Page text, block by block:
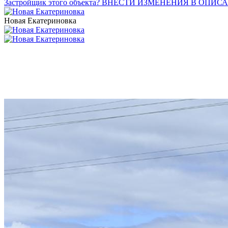
Застройщик этого объекта? ВНЕСТИ ИЗМЕНЕНИЯ В
Новая Екатериновка